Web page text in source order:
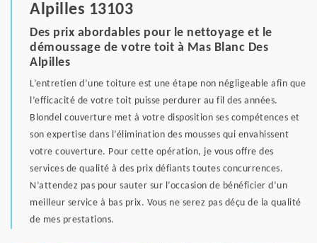
Alpilles 13103
Des prix abordables pour le nettoyage et le
démoussage de votre toit à Mas Blanc Des
Alpilles
L’entretien d’une toiture est une étape non négligeable afin que
l’efficacité de votre toit puisse perdurer au fil des années.
Blondel couverture met à votre disposition ses compétences et
son expertise dans l’élimination des mousses qui envahissent
votre couverture. Pour cette opération, je vous offre des
services de qualité à des prix défiants toutes concurrences.
N’attendez pas pour sauter sur l’occasion de bénéficier d’un
meilleur service à bas prix. Vous ne serez pas déçu de la qualité
de mes prestations.